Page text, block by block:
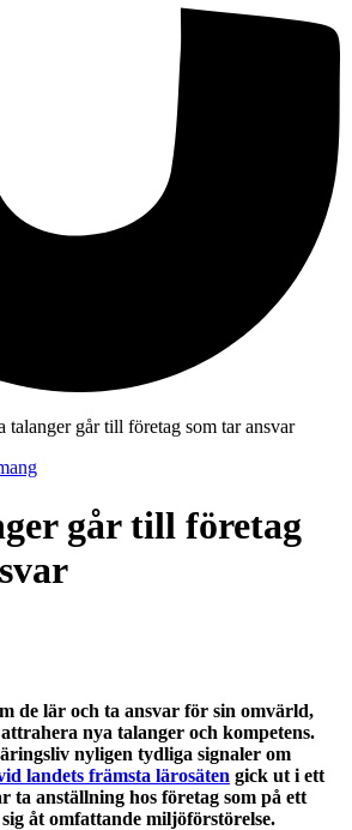
talanger går till företag som tar ansvar
går till företag
de lär och ta ansvar för sin omvärld,
nya talanger och kompetens.
nyligen tydliga signaler om
landets främsta lärosäten gick ut i ett
ta anställning hos företag som på ett
åt omfattande miljöförstörelse.